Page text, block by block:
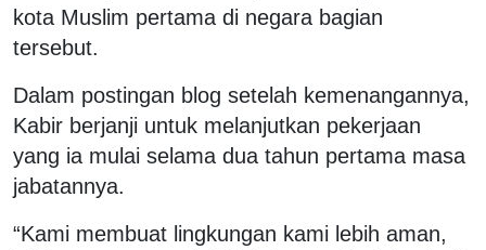
kota Muslim pertama di negara bagian
tersebut.
Dalam postingan blog setelah kemenangannya,
Kabir berjanji untuk melanjutkan pekerjaan
yang ia mulai selama dua tahun pertama masa
jabatannya.
“Kami membuat lingkungan kami lebih aman,